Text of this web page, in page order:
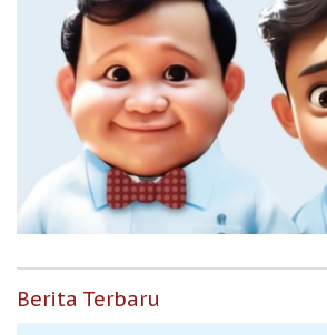
Berita Terbaru